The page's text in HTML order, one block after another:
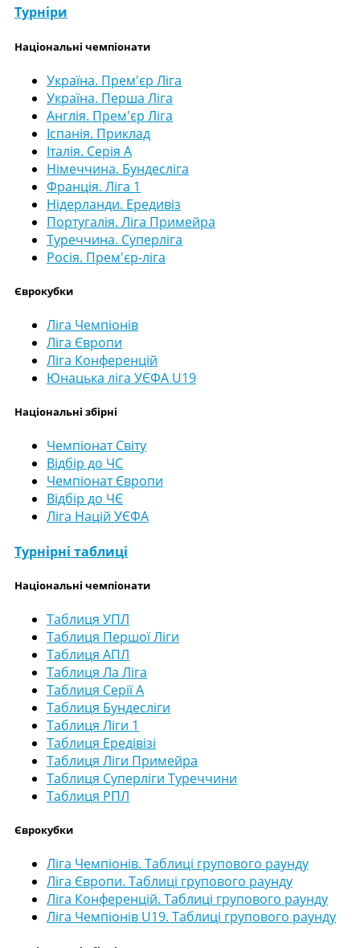
Турніри
Національні чемпіонати
Україна. Прем'єр Ліга
Україна. Перша Ліга
Англія. Прем'єр Ліга
Іспанія. Приклад
Італія. Серія А
Німеччина. Бундесліга
Франція. Ліга 1
Нідерланди. Ередивіз
Португалія. Ліга Примейра
Туреччина. Суперліга
Росія. Прем'єр-ліга
Єврокубки
Ліга Чемпіонів
Ліга Європи
Ліга Конференцій
Юнацька ліга УЄФА U19
Національні збірні
Чемпіонат Світу
Відбір до ЧС
Чемпіонат Європи
Відбір до ЧЄ
Ліга Націй УЄФА
Турнірні таблиці
Національні чемпіонати
Таблиця УПЛ
Таблиця Першої Ліги
Таблиця АПЛ
Таблиця Ла Ліга
Таблиця Серії А
Таблиця Бундесліги
Таблиця Ліги 1
Таблиця Ередівізі
Таблиця Ліги Примейра
Таблиця Суперліги Туреччини
Таблиця РПЛ
Єврокубки
Ліга Чемпіонів. Таблиці групового раунду
Ліга Європи. Таблиці групового раунду
Ліга Конференцій. Таблиці групового раунду
Ліга Чемпіонів U19. Таблиці групового раунду